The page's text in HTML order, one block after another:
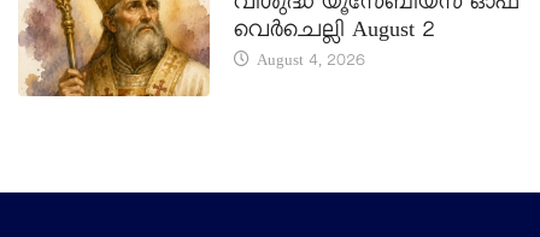
വെർചെല്ലി August 2
August 4, 2026